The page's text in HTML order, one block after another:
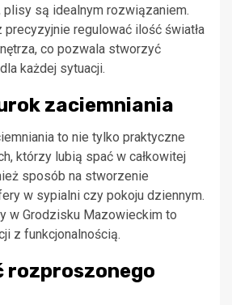
plisy są idealnym rozwiązaniem.
precyzyjnie regulować ilość światła
co pozwala stworzyć
każdej sytuacji.
zaciemniania
to nie tylko praktyczne
którzy lubią spać w całkowitej
sposób na stworzenie
w sypialni czy pokoju dziennym.
w Grodzisku Mazowieckim to
z funkcjonalnością.
rozproszonego